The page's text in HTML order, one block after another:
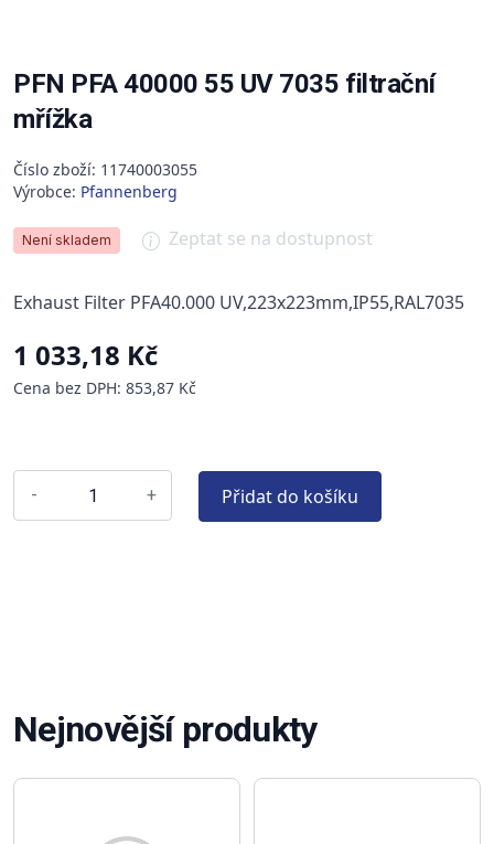
PFN PFA 40000 55 UV 7035 filtrační
mřížka
Číslo zboží: 11740003055
Výrobce: Pfannenberg
Není skladem Zeptat se na dostupnost
Exhaust Filter PFA40.000 UV,223x223mm,IP55,RAL7035
1 033,18 Kč
Cena bez DPH: 853,87 Kč
- + Přidat do košíku
Nejnovější produkty